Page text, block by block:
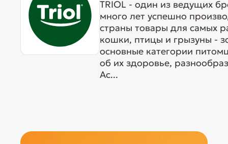
TRIOL - один из ведущих
много лет успешно
страны товары для самых
кошки, птицы и грызуны -
основные категории
об их здоровье,
Ас...